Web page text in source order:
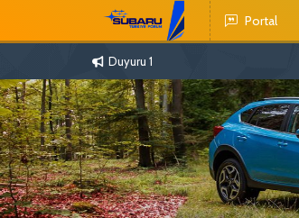
Portal
Duyuru 1